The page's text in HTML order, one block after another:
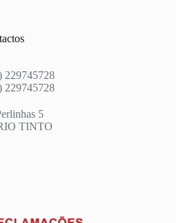
229745728
229745728
5
TINTO